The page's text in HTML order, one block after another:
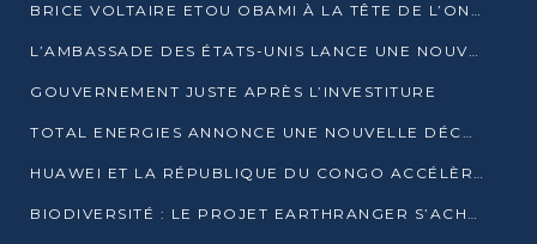
BRICE VOLTAIRE ETOU OBAMI À LA TÊTE DE L’ONEC-C POUR TROIS ANS
L’AMBASSADE DES ÉTATS-UNIS LANCE UNE NOUVELLE COHORTE DU PROGRAMME ACCESS MICRO-SCHOLARSHIP
GOUVERNEMENT JUSTE APRÈS L’INVESTITURE
TOTAL ENERGIES ANNONCE UNE NOUVELLE DÉCOUVERTE D’HYDROCARBURES SUR LE PERMIS MOHO AU LARGE DU CONGO
HUAWEI ET LA RÉPUBLIQUE DU CONGO ACCÉLÈRENT LEUR PARTENARIAT
BIODIVERSITÉ : LE PROJET EARTHRANGER S’ACHÈVE, MAIS LES DÉFIS DEMEURENT